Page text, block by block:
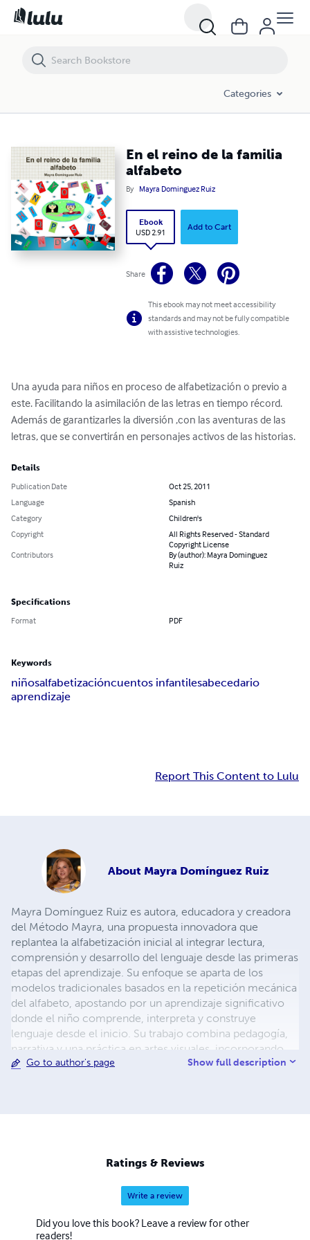
Categories
En el reino de la familia
alfabeto
By Mayra Dominguez Ruiz
Ebook
USD 2.91
Add to Cart
Share
This ebook may not meet accessibility
standards and may not be fully compatible
with assistive technologies.
Una ayuda para niños en proceso de alfabetización o previo a
este. Facilitando la asimilación de las letras en tiempo récord.
Además de garantizarles la diversión ,con las aventuras de las
letras, que se convertirán en personajes activos de las historias.
Details
Publication Date
Oct 25, 2011
Language
Spanish
Category
Children's
Copyright
All Rights Reserved - Standard
Copyright License
Contributors
By (author): Mayra Dominguez
Ruiz
Specifications
Format PDF
Keywords
niñosalfabetizacióncuentos infantilesabecedario
aprendizaje
Report This Content to Lulu
About Mayra Domínguez Ruiz
Mayra Domínguez Ruiz es autora, educadora y creadora
del Método Mayra, una propuesta innovadora que
replantea la alfabetización inicial al integrar lectura,
comprensión y desarrollo del lenguaje desde las primeras
etapas del aprendizaje. Su enfoque se aparta de los
modelos tradicionales basados en la repetición mecánica
del alfabeto, apostando por un aprendizaje significativo
donde el niño comprende, interpreta y construye
lenguaje desde el inicio. Su trabajo combina pedagogía,
narrativa y una práctica en artes visuales, incorporando
elementos de la pintura, la escultura y la ilustración en la
Go to author's page Show full description
Ratings & Reviews
Write a review
Did you love this book? Leave a review for other
readers!
En el reino de la familia alfabeto